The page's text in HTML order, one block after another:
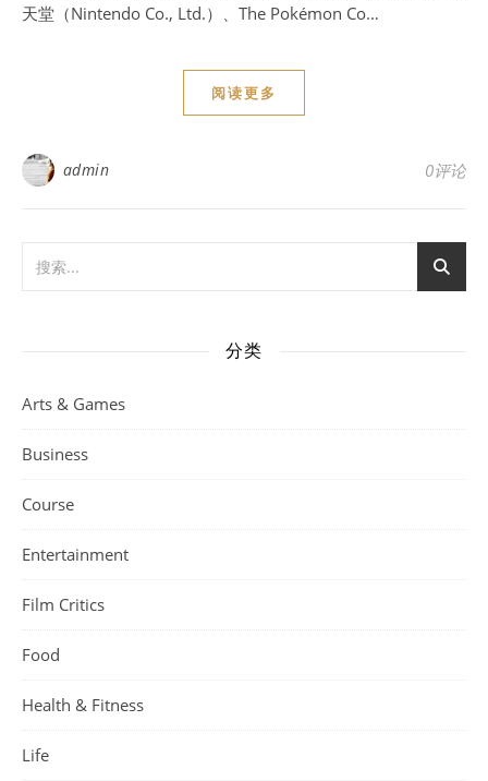
天堂（Nintendo Co., Ltd.）、The Pokémon Co…
阅读更多
admin 0评论
分类
Arts & Games
Business
Course
Entertainment
Film Critics
Food
Health & Fitness
Life